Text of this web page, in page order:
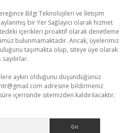
Bilgi Teknolojileri ve İletişim
bir Yer Sağlayıcı olarak hizmet
içerikleri proaktif olarak denetleme
bulunmamaktadır. Ancak, üyelerimiz
taşımakta olup, siteye üye olarak
aykırı olduğunu düşündüğünüz
adresine bildirmeniz
içerisinde sitemizden kaldırılacaktır.